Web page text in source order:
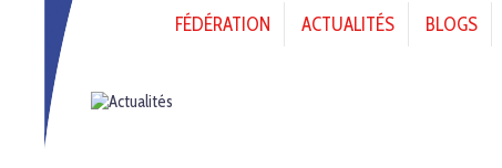
FÉDÉRATION ACTUALITÉS BLOGS